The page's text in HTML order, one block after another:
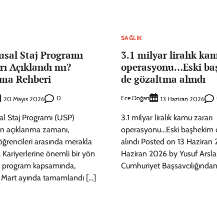
Staj Programı
Açıklandı mı?
Rehberi
20 Mayıs 2026 0
Staj Programı (USP)
açıklanma zamanı,
arasında merakla
Kariyerlerine önemli bir yön
kapsamında,
ayında tamamlandı […]
SAĞLIK
3.1 milyar liralık
operasyonu…Eski
de gözaltına alındı
Ece Doğan 13 Haziran 2026
3.1 milyar liralık kamu zararı
operasyonu…Eski başhekim
alındı Posted on 13 Haziran
Haziran 2026 by Yusuf
Cumhuriyet